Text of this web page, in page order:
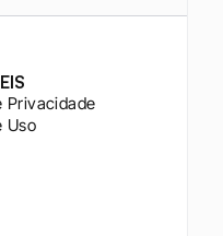
Privacidade
Uso